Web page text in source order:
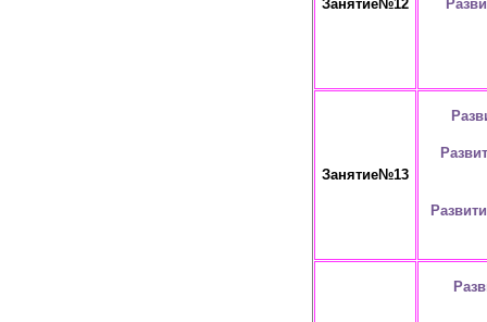
Занятие№12
Занятие№13